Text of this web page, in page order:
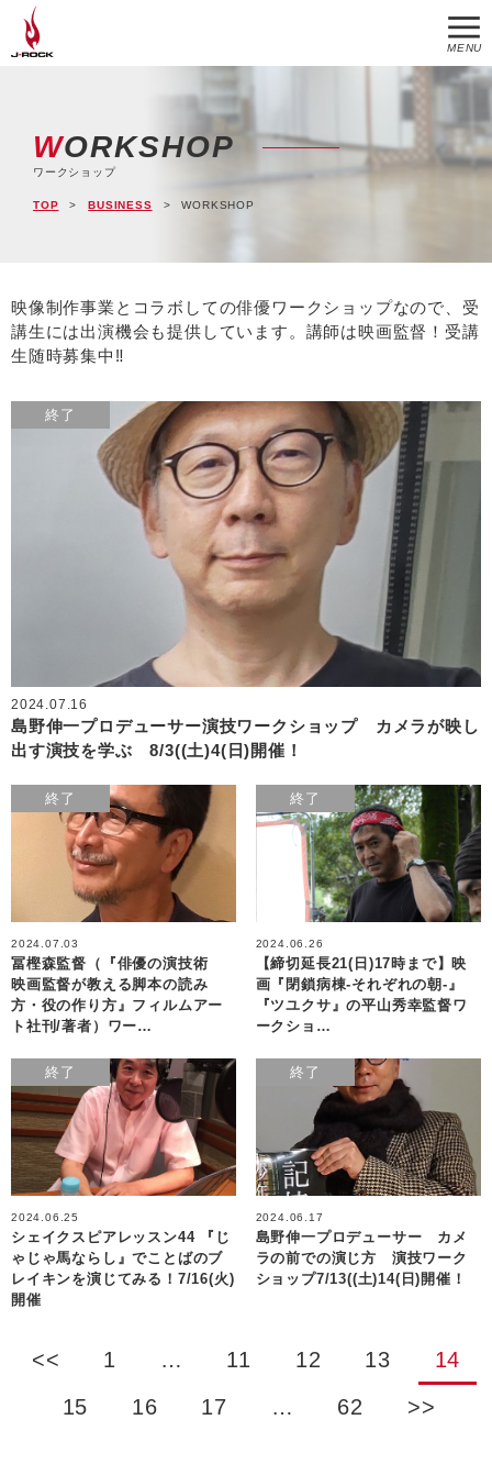
MENU
WORKSHOP
ワークショップ
TOP BUSINESS WORKSHOP
映像制作事業とコラボしての俳優ワークショップなので、受
講生には出演機会も提供しています。講師は映画監督！受講
生随時募集中‼
終了
2024.07.16
島野伸一プロデューサー演技ワークショップ カメラが映し
出す演技を学ぶ 8/3((土)4(日)開催！
終了
2024.07.03
冨樫森監督（『俳優の演技術
映画監督が教える脚本の読み
方・役の作り方』フィルムアー
ト社刊/著者）ワー…
終了
2024.06.26
【締切延長21(日)17時まで】映
画『閉鎖病棟-それぞれの朝-』
『ツユクサ』の平山秀幸監督ワ
ークショ…
終了
2024.06.25
シェイクスピアレッスン44 『じ
ゃじゃ馬ならし』でことばのブ
レイキンを演じてみる！7/16(火)
開催
終了
2024.06.17
島野伸一プロデューサー カメ
ラの前での演じ方 演技ワーク
ショップ7/13((土)14(日)開催！
<< 1 … 11 12 13
14
15
16 17 … 62 >>